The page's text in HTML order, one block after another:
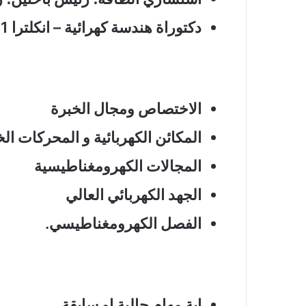
دكتوراة هندسة كهرائية – انكلترا 1981.
الاختصاص ومجال الخبرة
المكائن الكهربائية و المحركات
المجالات الكهرومغناطيسية
الجهد الكهربائي العالي
الفصل الكهرومغناطيسي.